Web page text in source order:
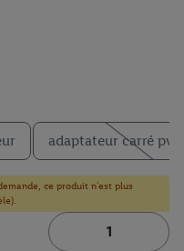
adaptateur carré pva
ce produit n'est plus